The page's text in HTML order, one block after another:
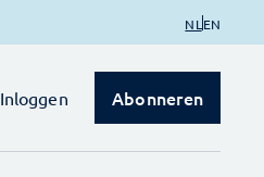
NL EN
Inloggen Abonneren